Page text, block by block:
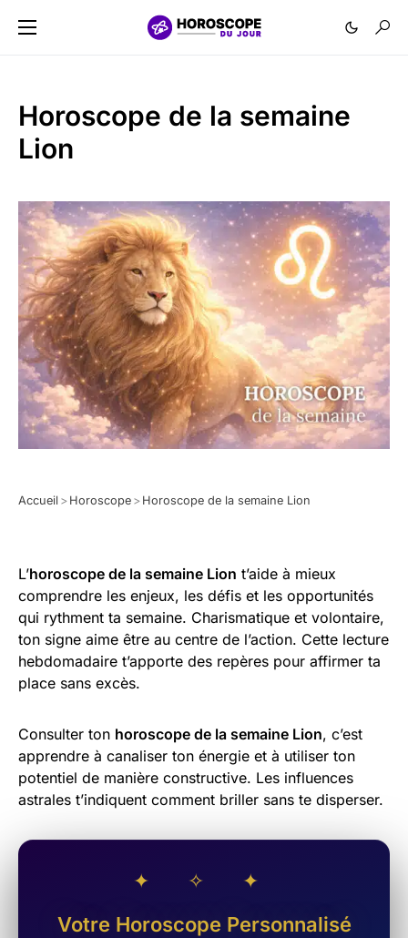
Horoscope de la semaine
Lion
Accueil > Horoscope > Horoscope de la semaine Lion
L’horoscope de la semaine Lion t’aide à mieux
comprendre les enjeux, les défis et les opportunités
qui rythment ta semaine. Charismatique et volontaire,
ton signe aime être au centre de l’action. Cette lecture
hebdomadaire t’apporte des repères pour affirmer ta
place sans excès.
Consulter ton horoscope de la semaine Lion, c’est
apprendre à canaliser ton énergie et à utiliser ton
potentiel de manière constructive. Les influences
astrales t’indiquent comment briller sans te disperser.
✦ ✧ ✦
Votre Horoscope Personnalisé